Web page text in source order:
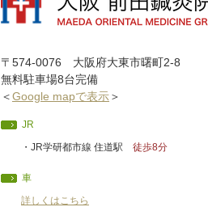
〒574-0076 大阪府大東市曙町2-8
無料駐車場8台完備
＜Google mapで表示＞
JR
・JR学研都市線 住道駅 徒歩8分
車
詳しくはこちら